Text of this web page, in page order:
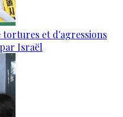
tortures et d'agressions
Israël